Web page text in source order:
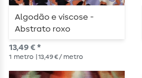
Algodão e viscose -
Abstrato roxo
13,49 € *
1 metro | 13,49 € / metro